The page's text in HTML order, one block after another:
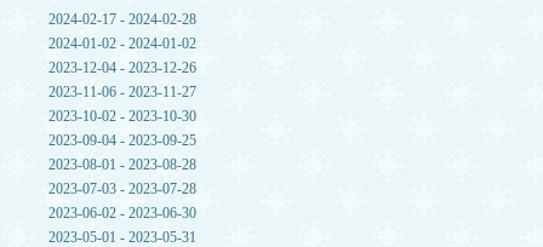
2024-02-17 - 2024-02-28
2024-01-02 - 2024-01-02
2023-12-04 - 2023-12-26
2023-11-06 - 2023-11-27
2023-10-02 - 2023-10-30
2023-09-04 - 2023-09-25
2023-08-01 - 2023-08-28
2023-07-03 - 2023-07-28
2023-06-02 - 2023-06-30
2023-05-01 - 2023-05-31